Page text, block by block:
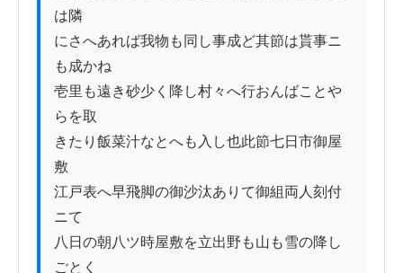
は隣
にさへあれば我物も同し事成ど其節は貰事ニ
も成かね
壱里も遠き砂少く降し村々へ行おんばことや
らを取
きたり飯菜汁なとへも入し也此節七日市御屋
敷ゟ
江戸表へ早飛脚の御沙汰ありて御組両人刻付
ニて
八日の朝八ツ時屋敷を立出野も山も雪の降し
ごとく